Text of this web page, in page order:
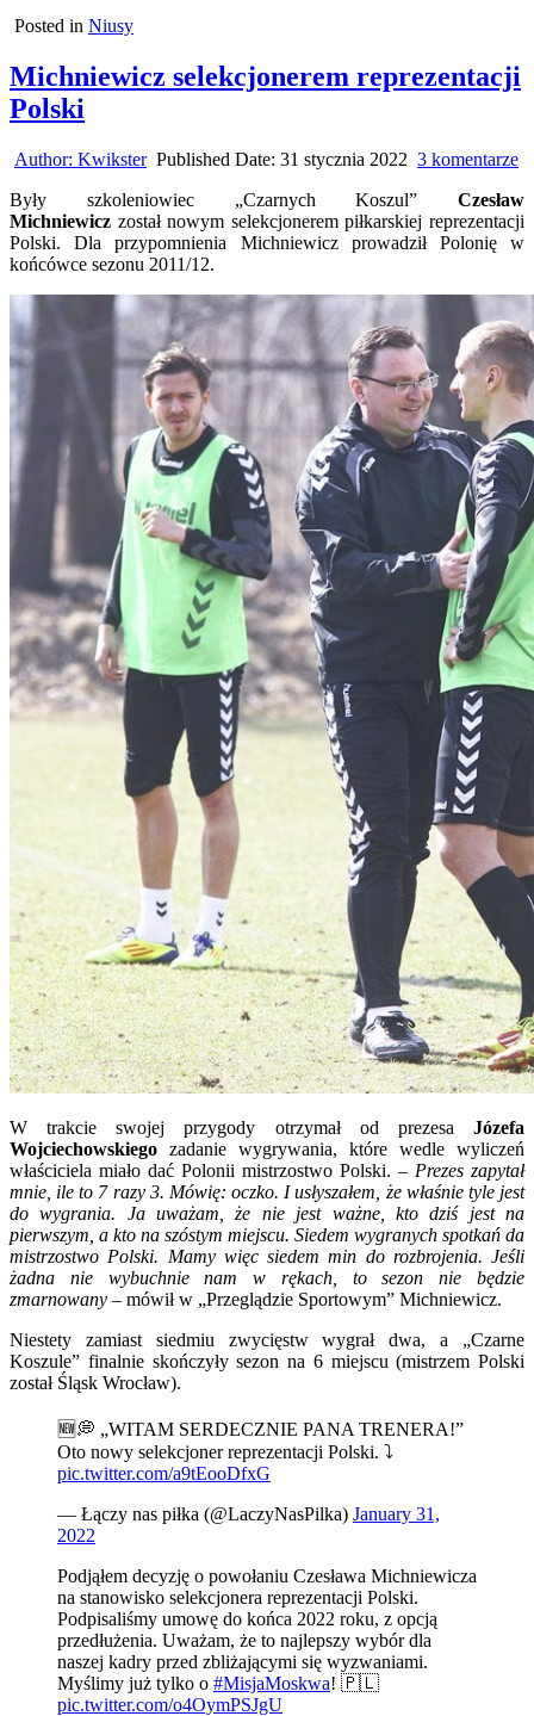
Posted in Niusy
Michniewicz selekcjonerem reprezentacji
Polski
Author: Kwikster Published Date: 31 stycznia 2022 3 komentarze
Były szkoleniowiec „Czarnych Koszul” Czesław
Michniewicz został nowym selekcjonerem piłkarskiej reprezentacji
Polski. Dla przypomnienia Michniewicz prowadził Polonię w
końcówce sezonu 2011/12.
W trakcie swojej przygody otrzymał od prezesa Józefa
Wojciechowskiego zadanie wygrywania, które wedle wyliczeń
właściciela miało dać Polonii mistrzostwo Polski. – Prezes zapytał
mnie, ile to 7 razy 3. Mówię: oczko. I usłyszałem, że właśnie tyle jest
do wygrania. Ja uważam, że nie jest ważne, kto dziś jest na
pierwszym, a kto na szóstym miejscu. Siedem wygranych spotkań da
mistrzostwo Polski. Mamy więc siedem min do rozbrojenia. Jeśli
żadna nie wybuchnie nam w rękach, to sezon nie będzie
zmarnowany – mówił w „Przeglądzie Sportowym” Michniewicz.
Niestety zamiast siedmiu zwycięstw wygrał dwa, a „Czarne
Koszule” finalnie skończyły sezon na 6 miejscu (mistrzem Polski
został Śląsk Wrocław).
🆕💭 „WITAM SERDECZNIE PANA TRENERA!”
Oto nowy selekcjoner reprezentacji Polski. ⤵️
pic.twitter.com/a9tEooDfxG
— Łączy nas piłka (@LaczyNasPilka) January 31,
2022
Podjąłem decyzję o powołaniu Czesława Michniewicza
na stanowisko selekcjonera reprezentacji Polski.
Podpisaliśmy umowę do końca 2022 roku, z opcją
przedłużenia. Uważam, że to najlepszy wybór dla
naszej kadry przed zbliżającymi się wyzwaniami.
Myślimy już tylko o #MisjaMoskwa! 🇵🇱
pic.twitter.com/o4OymPSJgU